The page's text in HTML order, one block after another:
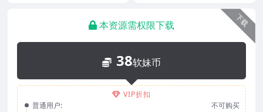
下载
本资源需权限下载
38软妹币
VIP折扣
普通用户:
不可购买